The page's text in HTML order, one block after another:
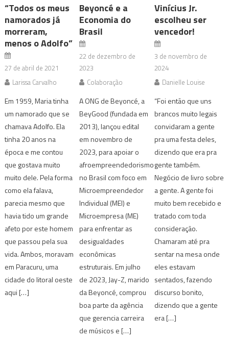
“Todos os meus
namorados já
morreram,
menos o Adolfo”
27 de abril de 2021
Larissa Carvalho
Em 1959, Maria tinha
um namorado que se
chamava Adolfo. Ela
tinha 20 anos na
época e me contou
que gostava muito
muito dele. Pela forma
como ela falava,
parecia mesmo que
havia tido um grande
afeto por este homem
que passou pela sua
vida. Ambos, moravam
em Paracuru, uma
cidade do litoral oeste
aqui […]
Beyoncé e a
Economia do
Brasil
22 de dezembro de
2023
Colaboração
A ONG de Beyoncé, a
BeyGood (fundada em
2013), lançou edital
em novembro de
2023, para apoiar o
afroempreendedorismo
no Brasil com foco em
Microempreendedor
Individual (MEI) e
Microempresa (ME)
para enfrentar as
desigualdades
econômicas
estruturais. Em julho
de 2023, Jay-Z, marido
da Beyoncé, comprou
boa parte da agência
que gerencia carreira
de músicos e […]
Vinícius Jr.
escolheu ser
vencedor!
3 de novembro de
2024
Danielle Louise
“Foi então que uns
brancos muito legais
convidaram a gente
pra uma festa deles,
dizendo que era pra
gente também.
Negócio de livro sobre
a gente. A gente foi
muito bem recebido e
tratado com toda
consideração.
Chamaram até pra
sentar na mesa onde
eles estavam
sentados, fazendo
discurso bonito,
dizendo que a gente
era […]